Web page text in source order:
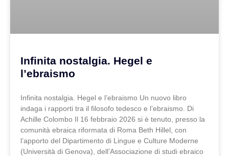
Infinita nostalgia. Hegel e
l’ebraismo
Infinita nostalgia. Hegel e l’ebraismo Un nuovo libro
indaga i rapporti tra il filosofo tedesco e l’ebraismo. Di
Achille Colombo Il 16 febbraio 2026 si è tenuto, presso la
comunità ebraica riformata di Roma Beth Hillel, con
l’apporto del Dipartimento di Lingue e Culture Moderne
(Università di Genova), dell’Associazione di studi ebraico